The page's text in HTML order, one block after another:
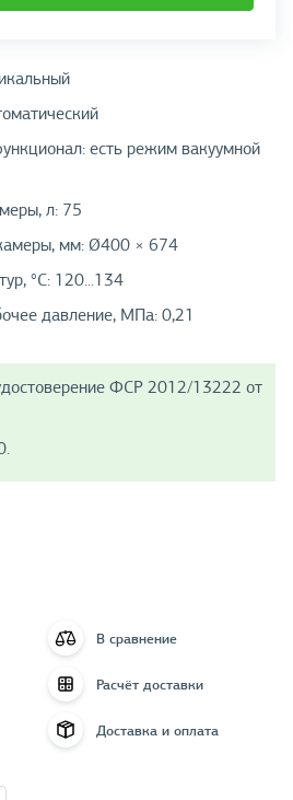
есть режим вакуумной
л: 75
мм: Ø400 × 674
°C: 120...134
давление, МПа: 0,21
ФСР 2012/13222 от
В сравнение
Расчёт доставки
Доставка и оплата